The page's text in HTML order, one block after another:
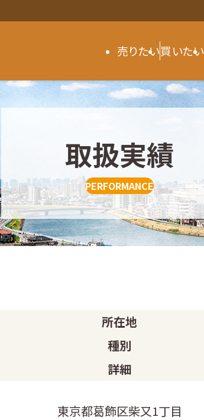
売りたい買いたい
取扱実績
PERFORMANCE
所在地
種別
詳細
東京都葛飾区柴又1丁目